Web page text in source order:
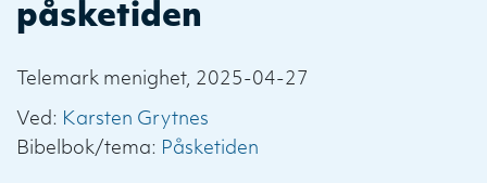
påsketiden
Telemark menighet, 2025-04-27
Ved: Karsten Grytnes
Bibelbok/tema: Påsketiden